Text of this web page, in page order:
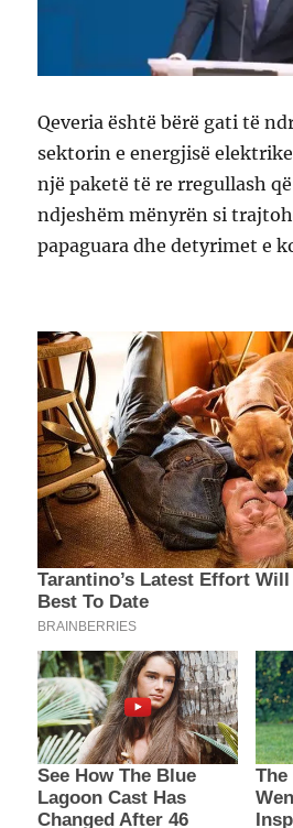
Qeveria është bërë gati të
sektorin e energjisë
një paketë të re rregullash
ndjeshëm mënyrën si
papaguara dhe detyrimet e